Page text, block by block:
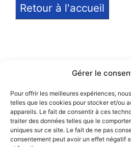
Gérer le
Pour offrir les meilleures expériences,
telles que les cookies pour stocker et/ou
appareils. Le fait de consentir à ces
traiter des données telles que le
uniques sur ce site. Le fait de ne pas
consentement peut avoir un effet négatif
Retour à l'accueil
Notice légale
Politique de confidentialité